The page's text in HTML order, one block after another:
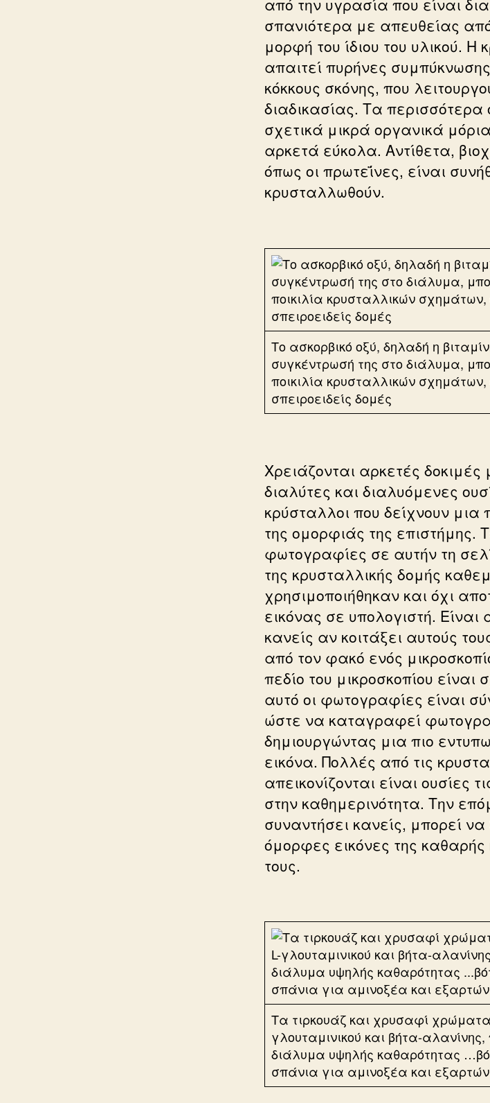
από την υγρασία που είναι
σπανιότερα με απευθείας
μορφή του ίδιου του υλικού. Η
απαιτεί πυρήνες
κόκκους σκόνης, που
διαδικασίας. Τα
σχετικά μικρά οργανικά
αρκετά εύκολα. Αντίθετα,
όπως οι πρωτεΐνες, είναι
κρυσταλλωθούν.
Το ασκορβικό οξύ, δηλαδή η
συγκέντρωσή της στο διάλυμα,
ποικιλία κρυσταλλικών
σπειροειδείς δομές
Χρειάζονται αρκετές δοκιμές
διαλύτες και διαλυόμενες
κρύσταλλοι που δείχνουν μια
της ομορφιάς της επιστήμης.
φωτογραφίες σε αυτήν τη
της κρυσταλλικής δομής
χρησιμοποιήθηκαν και όχι
εικόνας σε υπολογιστή.
κανείς αν κοιτάξει αυτούς
από τον φακό ενός
πεδίο του μικροσκοπίου είναι
αυτό οι φωτογραφίες είναι
ώστε να καταγραφεί
δημιουργώντας μια πιο
εικόνα. Πολλές από τις
απεικονίζονται είναι ουσίες
στην καθημερινότητα. Την
συναντήσει κανείς, μπορεί να
όμορφες εικόνες της
τους.
Τα τιρκουάζ και χρυσαφί
γλουταμινικού και βήτα-
διάλυμα υψηλής καθαρότητας
σπάνια για αμινοξέα και